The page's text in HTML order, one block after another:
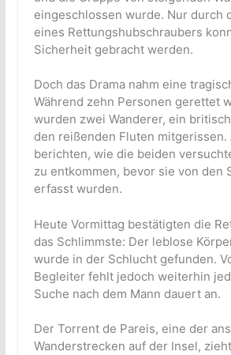
eingeschlossen wurde. Nur durch
eines Rettungshubschraubers
Sicherheit gebracht werden.
Doch das Drama nahm eine
Während zehn Personen gerettet
wurden zwei Wanderer, ein
den reißenden Fluten mitgerissen.
berichten, wie die beiden
zu entkommen, bevor sie von den
erfasst wurden.
Heute Vormittag bestätigten die
das Schlimmste: Der leblose
wurde in der Schlucht gefunden.
Begleiter fehlt jedoch weiterhin
Suche nach dem Mann dauert an.
Der Torrent de Pareis, eine der
Wanderstrecken auf der Insel,